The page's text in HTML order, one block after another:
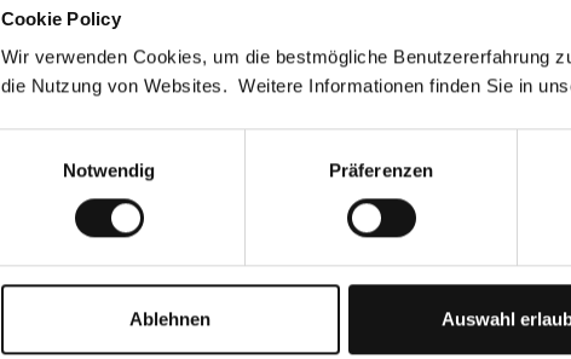
Cookie Policy
Wir verwenden Cookies, um die bestmögliche Benutzererfahrung
die Nutzung von Websites. Weitere Informationen finden Sie in
Notwendig
Präferenzen
Ablehnen Auswahl